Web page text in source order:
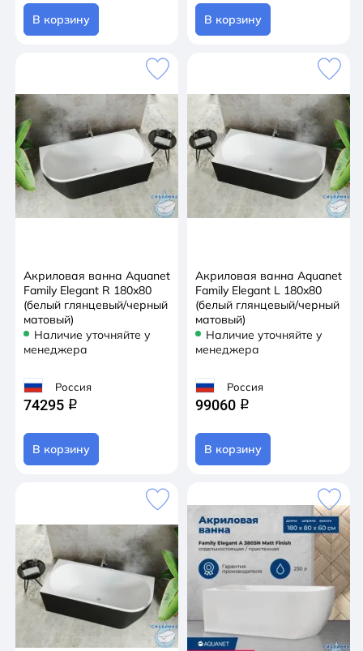
В корзину В корзину
Акриловая ванна Aquanet
Family Elegant R 180x80
(белый глянцевый/черный
матовый)
Наличие уточняйте у
менеджера
Россия
74295 q
В корзину
Акриловая ванна Aquanet
Family Elegant L 180x80
(белый глянцевый/черный
матовый)
Наличие уточняйте у
менеджера
Россия
99060 q
В корзину